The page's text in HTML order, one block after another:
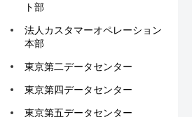
ト部
法人カスタマーオペレーション
本部
東京第二データセンター
東京第四データセンター
東京第五データセンター